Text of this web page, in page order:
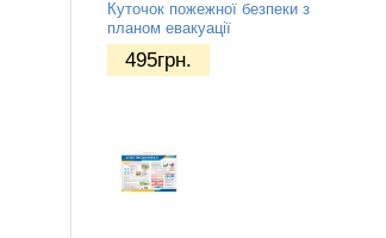
Куточок пожежної безпеки з
планом евакуації
495грн.